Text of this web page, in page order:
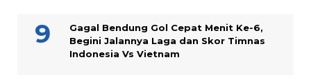
Gagal Bendung Gol Cepat Menit Ke-6,
Begini Jalannya Laga dan Skor Timnas
Indonesia Vs Vietnam